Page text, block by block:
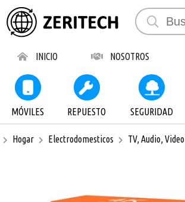
INICIO NOSOTROS
MÓVILES REPUESTO SEGURIDAD
Hogar Electrodomesticos TV, Audio, Video